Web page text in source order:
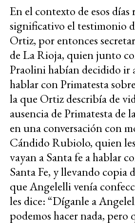
En el contexto de esos días
significativo el testimonio
Ortiz, por entonces
de La Rioja, quien junto
Praolini habían decidido ir
hablar con Primatesta
la que Ortiz describía de
ausencia de Primatesta de
en una conversación con
Cándido Rubiolo, quien
vayan a Santa fe a hablar
Santa Fe, y llevando copia
que Angelelli venía
les dice: “Díganle a
podemos hacer nada, pero